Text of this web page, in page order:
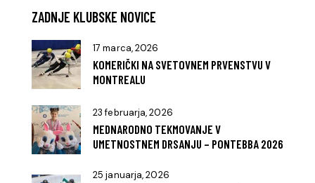
ZADNJE KLUBSKE NOVICE
17 marca, 2026
KOMERIČKI NA SVETOVNEM PRVENSTVU V
MONTREALU
23 februarja, 2026
MEDNARODNO TEKMOVANJE V
UMETNOSTNEM DRSANJU – PONTEBBA 2026
25 januarja, 2026